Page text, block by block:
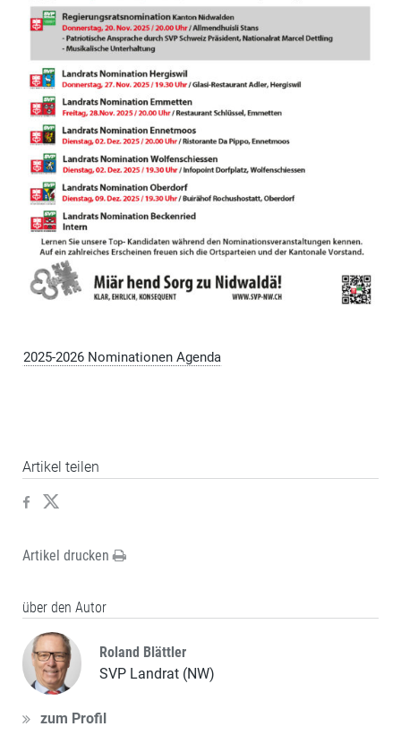
2025-2026 Nominationen Agenda
Artikel teilen
Artikel drucken
über den Autor
Roland Blättler
SVP Landrat (NW)
zum Profil